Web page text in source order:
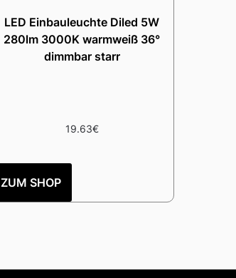
LED Einbauleuchte Diled 5W
280lm 3000K warmweiß 36°
dimmbar starr
19.63€
ZUM SHOP